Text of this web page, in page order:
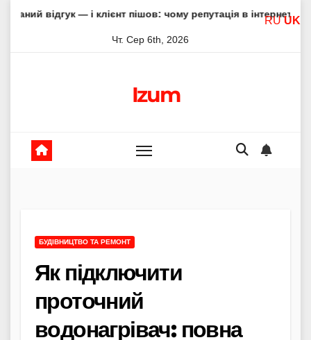
— і клієнт пішов: чому репутація в інтернеті вирішує все
Чт. Сер 6th, 2026
Izum
БУДІВНИЦТВО ТА РЕМОНТ
Як підключити
проточний
водонагрівач: повна
RU UK